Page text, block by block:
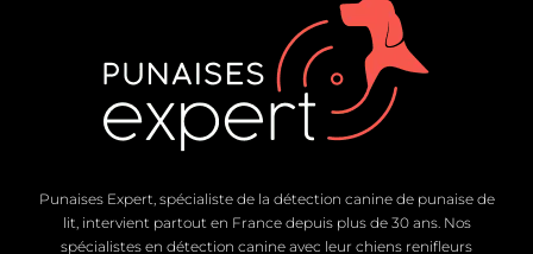
Punaises Expert, spécialiste de la détection canine de punaise de
lit, intervient partout en France depuis plus de 30 ans. Nos
spécialistes en détection canine avec leur chiens renifleurs